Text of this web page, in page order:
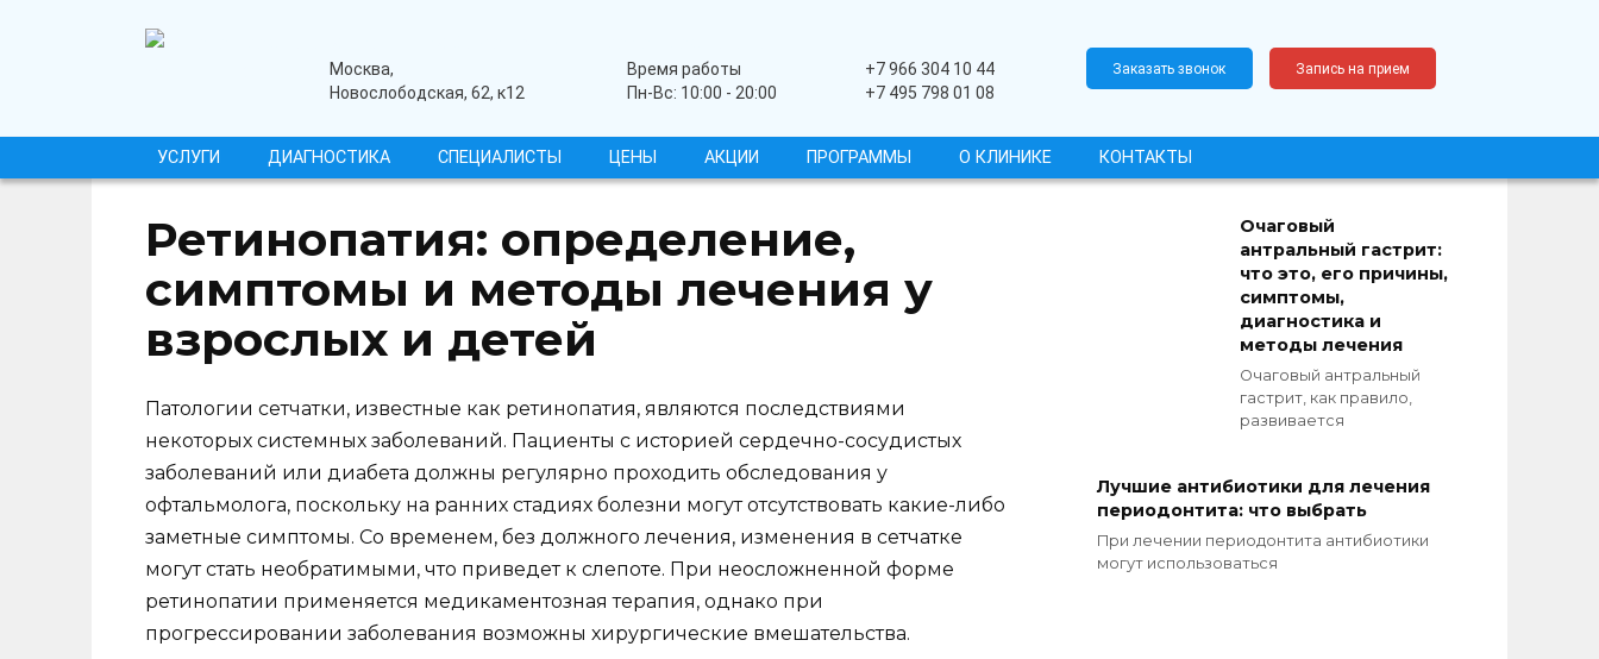
медицинский центрМосква,
Новослободская, 62, к12
Время работы
Пн-Вс: 10:00 - 20:00
+7 966 304 10 44
+7 495 798 01 08
Заказать звонок Запись на прием
УСЛУГИ ДИАГНОСТИКА СПЕЦИАЛИСТЫ ЦЕНЫ АКЦИИ ПРОГРАММЫ О КЛИНИКЕ КОНТАКТЫ
Ретинопатия: определение,
симптомы и методы лечения у
взрослых и детей
Патологии сетчатки, известные как ретинопатия, являются последствиями
некоторых системных заболеваний. Пациенты с историей сердечно-сосудистых
заболеваний или диабета должны регулярно проходить обследования у
офтальмолога, поскольку на ранних стадиях болезни могут отсутствовать какие-либо
заметные симптомы. Со временем, без должного лечения, изменения в сетчатке
могут стать необратимыми, что приведет к слепоте. При неосложненной форме
ретинопатии применяется медикаментозная терапия, однако при
прогрессировании заболевания возможны хирургические вмешательства.
Очаговый
антральный гастрит:
что это, его причины,
симптомы,
диагностика и
методы лечения
Очаговый антральный
гастрит, как правило,
развивается
Лучшие антибиотики для лечения
периодонтита: что выбрать
При лечении периодонтита антибиотики
могут использоваться